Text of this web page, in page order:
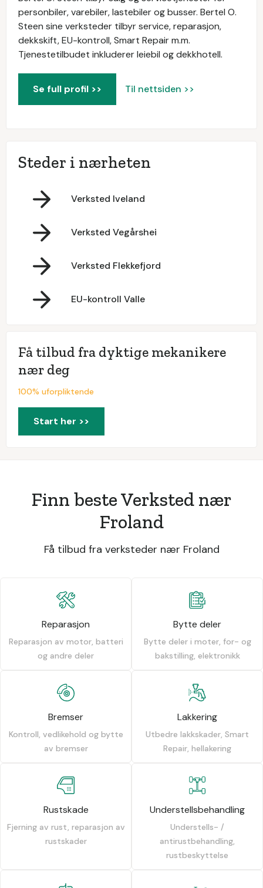
personbiler, varebiler, lastebiler og busser. Bertel O.
Steen sine verksteder tilbyr service, reparasjon,
dekkskift, EU-kontroll, Smart Repair m.m.
Tjenestetilbudet inkluderer leiebil og dekkhotell.
Se full profil >> Til nettsiden >>
Steder i nærheten
Verksted Iveland
Verksted Vegårshei
Verksted Flekkefjord
EU-kontroll Valle
Få tilbud fra dyktige mekanikere
nær deg
100% uforpliktende
Start her >>
Finn beste Verksted nær
Froland
Få tilbud fra verksteder nær Froland
Reparasjon
Reparasjon av motor, batteri
og andre deler
Bytte deler
Bytte deler i moter, for- og
bakstilling, elektronikk
Bremser
Kontroll, vedlikehold og bytte
av bremser
Lakkering
Utbedre lakkskader, Smart
Repair, hellakering
Rustskade
Fjerning av rust, reparasjon av
rustskader
Understellsbehandling
Understells- /
antirustbehandling,
rustbeskyttelse